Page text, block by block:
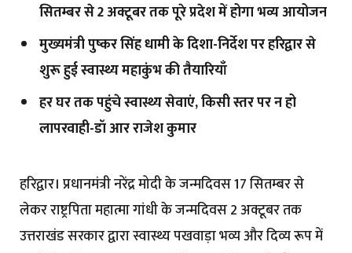
सितम्बर से 2 अक्टूबर तक पूरे प्रदेश में होगा भव्य आयोजन
मुख्यमंत्री पुष्कर सिंह धामी के दिशा-निर्देश पर हरिद्वार से
शुरू हुई स्वास्थ्य महाकुंभ की तैयारियाँ
हर घर तक पहुंचे स्वास्थ्य सेवाएं, किसी स्तर पर न हो
लापरवाही-डॉ आर राजेश कुमार
हरिद्वार। प्रधानमंत्री नरेंद्र मोदी के जन्मदिवस 17 सितम्बर से
लेकर राष्ट्रपिता महात्मा गांधी के जन्मदिवस 2 अक्टूबर तक
उत्तराखंड सरकार द्वारा स्वास्थ्य पखवाड़ा भव्य और दिव्य रूप में